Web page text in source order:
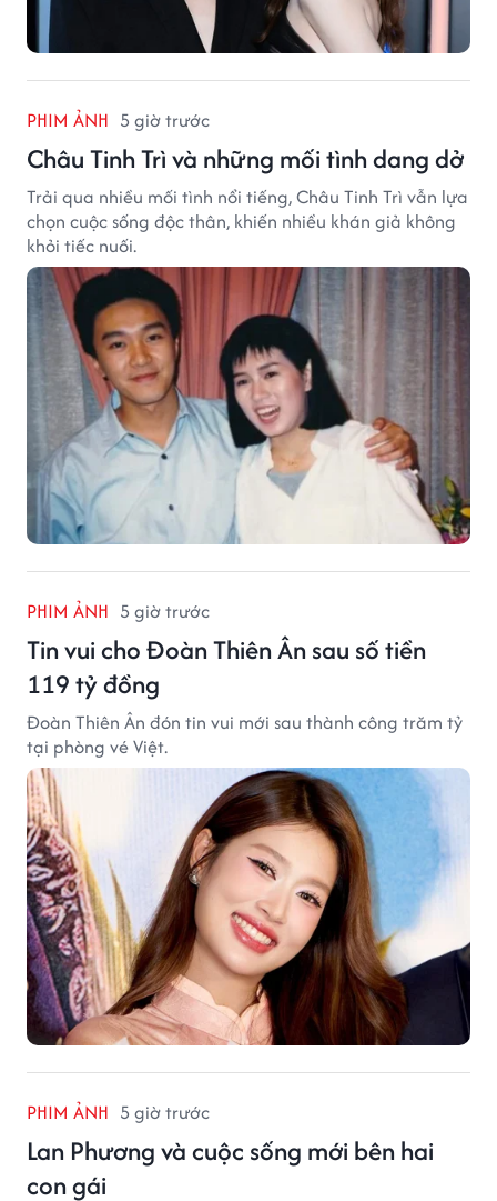
PHIM ẢNH 5 giờ trước
Châu Tinh Trì và những mối tình dang dở
Trải qua nhiều mối tình nổi tiếng, Châu Tinh Trì vẫn lựa
chọn cuộc sống độc thân, khiến nhiều khán giả không
khỏi tiếc nuối.
PHIM ẢNH 5 giờ trước
Tin vui cho Đoàn Thiên Ân sau số tiền
119 tỷ đồng
Đoàn Thiên Ân đón tin vui mới sau thành công trăm tỷ
tại phòng vé Việt.
PHIM ẢNH 5 giờ trước
Lan Phương và cuộc sống mới bên hai
con gái